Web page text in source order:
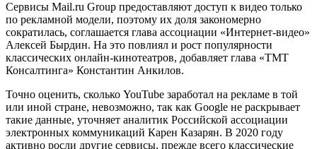
Сервисы Mail.ru Group предоставляют доступ к видео только
по рекламной модели, поэтому их доля закономерно
сократилась, соглашается глава ассоциации «Интернет-видео»
Алексей Бырдин. На это повлиял и рост популярности
классических онлайн-кинотеатров, добавляет глава «ТМТ
Консалтинга» Константин Анкилов.
Точно оценить, сколько YouTube заработал на рекламе в той
или иной стране, невозможно, так как Google не раскрывает
такие данные, уточняет аналитик Российской ассоциации
электронных коммуникаций Карен Казарян. В 2020 году
активно росли другие сервисы, прежде всего классические